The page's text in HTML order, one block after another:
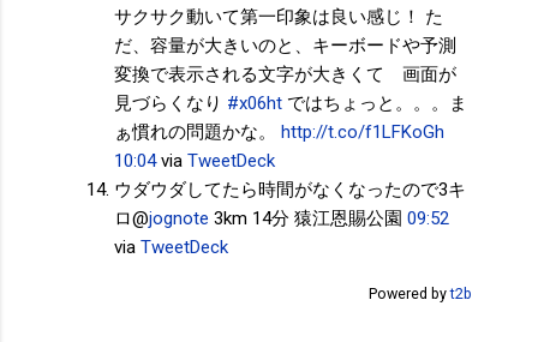
サクサク動いて第一印象は良い感じ！ た
だ、容量が大きいのと、キーボードや予測
変換で表示される文字が大きくて 画面が
見づらくなり #x06ht ではちょっと。。。ま
ぁ慣れの問題かな。 http://t.co/f1LFKoGh
10:04 via TweetDeck
ウダウダしてたら時間がなくなったので3キ
ロ@jognote 3km 14分 猿江恩賜公園 09:52
via TweetDeck
Powered byt2b